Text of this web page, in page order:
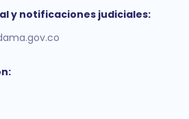
y notificaciones judiciales: